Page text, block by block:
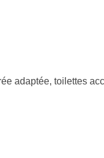
adaptée, toilettes